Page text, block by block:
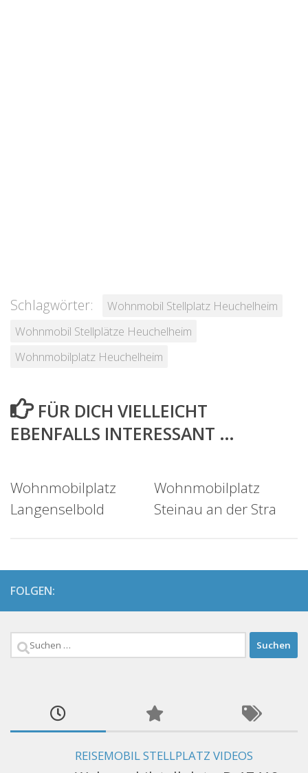
Schlagwörter:
Wohnmobil Stellplatz Heuchelheim
Wohnmobil Stellplätze Heuchelheim
Wohnmobilplatz Heuchelheim
FÜR DICH VIELLEICHT
EBENFALLS INTERESSANT …
Wohnmobilplatz
Langenselbold
Wohnmobilplatz
Steinau an der Stra
FOLGEN:
Suchen
REISEMOBIL STELLPLATZ VIDEOS